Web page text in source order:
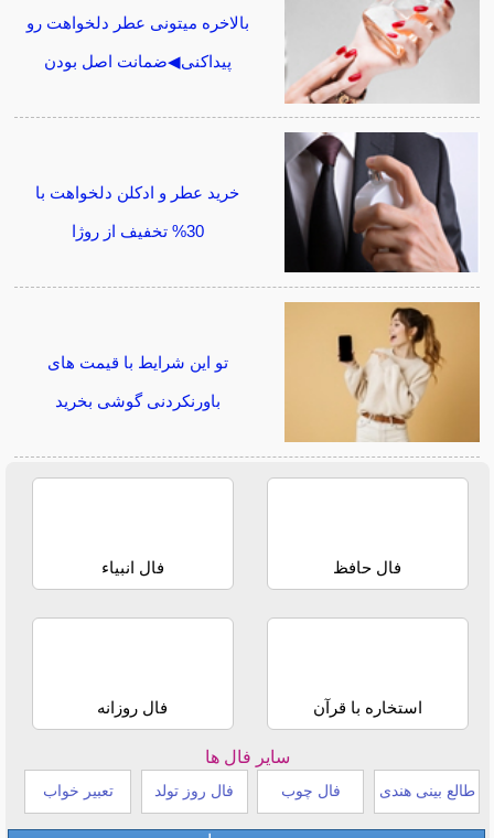
بالاخره میتونی عطر دلخواهت رو
پیداکنی◀ضمانت اصل بودن
خرید عطر و ادکلن دلخواهت با
30% تخفیف از روژا
تو این شرایط با قیمت های
باورنکردنی گوشی بخرید
فال حافظ فال انبیاء
استخاره با قرآن فال روزانه
سایر فال ها
طالع بینی هندی فال چوب فال روز تولد تعبیر خواب